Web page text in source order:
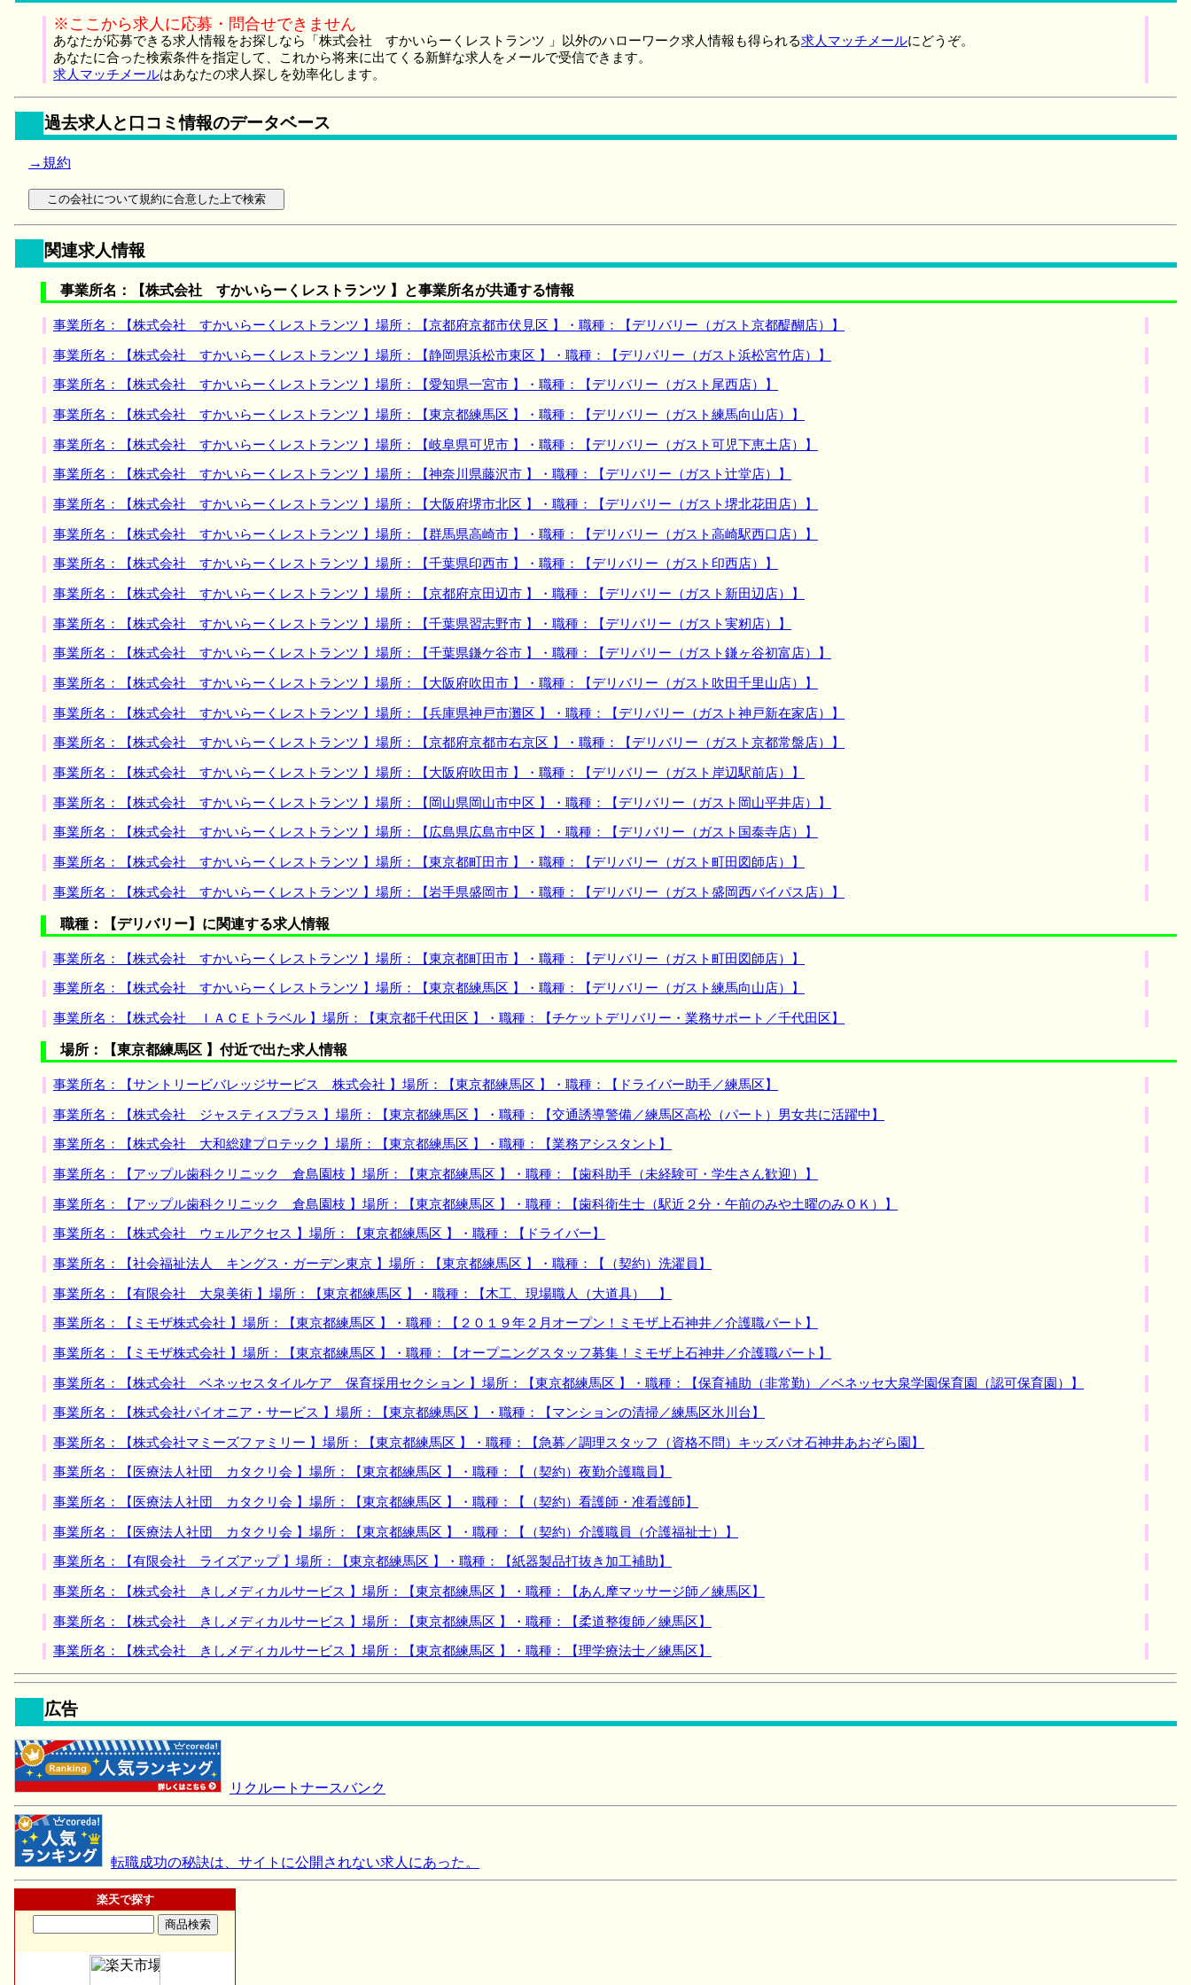
※ここから求人に応募・問合せできません
あなたが応募できる求人情報をお探しなら「株式会社 すかいらーくレストランツ 」以外のハローワーク求人情報も得られる求人マッチメールにどうぞ。
あなたに合った検索条件を指定して、これから将来に出てくる新鮮な求人をメールで受信できます。
求人マッチメールはあなたの求人探しを効率化します。
過去求人と口コミ情報のデータベース
→規約
関連求人情報
事業所名：【株式会社 すかいらーくレストランツ 】と事業所名が共通する情報
事業所名：【株式会社 すかいらーくレストランツ 】場所：【京都府京都市伏見区 】・職種：【デリバリー（ガスト京都醍醐店）】
事業所名：【株式会社 すかいらーくレストランツ 】場所：【静岡県浜松市東区 】・職種：【デリバリー（ガスト浜松宮竹店）】
事業所名：【株式会社 すかいらーくレストランツ 】場所：【愛知県一宮市 】・職種：【デリバリー（ガスト尾西店）】
事業所名：【株式会社 すかいらーくレストランツ 】場所：【東京都練馬区 】・職種：【デリバリー（ガスト練馬向山店）】
事業所名：【株式会社 すかいらーくレストランツ 】場所：【岐阜県可児市 】・職種：【デリバリー（ガスト可児下恵土店）】
事業所名：【株式会社 すかいらーくレストランツ 】場所：【神奈川県藤沢市 】・職種：【デリバリー（ガスト辻堂店）】
事業所名：【株式会社 すかいらーくレストランツ 】場所：【大阪府堺市北区 】・職種：【デリバリー（ガスト堺北花田店）】
事業所名：【株式会社 すかいらーくレストランツ 】場所：【群馬県高崎市 】・職種：【デリバリー（ガスト高崎駅西口店）】
事業所名：【株式会社 すかいらーくレストランツ 】場所：【千葉県印西市 】・職種：【デリバリー（ガスト印西店）】
事業所名：【株式会社 すかいらーくレストランツ 】場所：【京都府京田辺市 】・職種：【デリバリー（ガスト新田辺店）】
事業所名：【株式会社 すかいらーくレストランツ 】場所：【千葉県習志野市 】・職種：【デリバリー（ガスト実籾店）】
事業所名：【株式会社 すかいらーくレストランツ 】場所：【千葉県鎌ケ谷市 】・職種：【デリバリー（ガスト鎌ヶ谷初富店）】
事業所名：【株式会社 すかいらーくレストランツ 】場所：【大阪府吹田市 】・職種：【デリバリー（ガスト吹田千里山店）】
事業所名：【株式会社 すかいらーくレストランツ 】場所：【兵庫県神戸市灘区 】・職種：【デリバリー（ガスト神戸新在家店）】
事業所名：【株式会社 すかいらーくレストランツ 】場所：【京都府京都市右京区 】・職種：【デリバリー（ガスト京都常盤店）】
事業所名：【株式会社 すかいらーくレストランツ 】場所：【大阪府吹田市 】・職種：【デリバリー（ガスト岸辺駅前店）】
事業所名：【株式会社 すかいらーくレストランツ 】場所：【岡山県岡山市中区 】・職種：【デリバリー（ガスト岡山平井店）】
事業所名：【株式会社 すかいらーくレストランツ 】場所：【広島県広島市中区 】・職種：【デリバリー（ガスト国泰寺店）】
事業所名：【株式会社 すかいらーくレストランツ 】場所：【東京都町田市 】・職種：【デリバリー（ガスト町田図師店）】
事業所名：【株式会社 すかいらーくレストランツ 】場所：【岩手県盛岡市 】・職種：【デリバリー（ガスト盛岡西バイパス店）】
職種：【デリバリー】に関連する求人情報
事業所名：【株式会社 すかいらーくレストランツ 】場所：【東京都町田市 】・職種：【デリバリー（ガスト町田図師店）】
事業所名：【株式会社 すかいらーくレストランツ 】場所：【東京都練馬区 】・職種：【デリバリー（ガスト練馬向山店）】
事業所名：【株式会社 ＩＡＣＥトラベル 】場所：【東京都千代田区 】・職種：【チケットデリバリー・業務サポート／千代田区】
場所：【東京都練馬区 】付近で出た求人情報
事業所名：【サントリービバレッジサービス 株式会社 】場所：【東京都練馬区 】・職種：【ドライバー助手／練馬区】
事業所名：【株式会社 ジャスティスプラス 】場所：【東京都練馬区 】・職種：【交通誘導警備／練馬区高松（パート）男女共に活躍中】
事業所名：【株式会社 大和総建プロテック 】場所：【東京都練馬区 】・職種：【業務アシスタント】
事業所名：【アップル歯科クリニック 倉島園枝 】場所：【東京都練馬区 】・職種：【歯科助手（未経験可・学生さん歓迎）】
事業所名：【アップル歯科クリニック 倉島園枝 】場所：【東京都練馬区 】・職種：【歯科衛生士（駅近２分・午前のみや土曜のみＯＫ）】
事業所名：【株式会社 ウェルアクセス 】場所：【東京都練馬区 】・職種：【ドライバー】
事業所名：【社会福祉法人 キングス・ガーデン東京 】場所：【東京都練馬区 】・職種：【（契約）洗濯員】
事業所名：【有限会社 大泉美術 】場所：【東京都練馬区 】・職種：【木工、現場職人（大道具） 】
事業所名：【ミモザ株式会社 】場所：【東京都練馬区 】・職種：【２０１９年２月オープン！ミモザ上石神井／介護職パート】
事業所名：【ミモザ株式会社 】場所：【東京都練馬区 】・職種：【オープニングスタッフ募集！ミモザ上石神井／介護職パート】
事業所名：【株式会社 ベネッセスタイルケア 保育採用セクション 】場所：【東京都練馬区 】・職種：【保育補助（非常勤）／ベネッセ大泉学園保育園（認可保育園）】
事業所名：【株式会社パイオニア・サービス 】場所：【東京都練馬区 】・職種：【マンションの清掃／練馬区氷川台】
事業所名：【株式会社マミーズファミリー 】場所：【東京都練馬区 】・職種：【急募／調理スタッフ（資格不問）キッズパオ石神井あおぞら園】
事業所名：【医療法人社団 カタクリ会 】場所：【東京都練馬区 】・職種：【（契約）夜勤介護職員】
事業所名：【医療法人社団 カタクリ会 】場所：【東京都練馬区 】・職種：【（契約）看護師・准看護師】
事業所名：【医療法人社団 カタクリ会 】場所：【東京都練馬区 】・職種：【（契約）介護職員（介護福祉士）】
事業所名：【有限会社 ライズアップ 】場所：【東京都練馬区 】・職種：【紙器製品打抜き加工補助】
事業所名：【株式会社 きしメディカルサービス 】場所：【東京都練馬区 】・職種：【あん摩マッサージ師／練馬区】
事業所名：【株式会社 きしメディカルサービス 】場所：【東京都練馬区 】・職種：【柔道整復師／練馬区】
事業所名：【株式会社 きしメディカルサービス 】場所：【東京都練馬区 】・職種：【理学療法士／練馬区】
広告
リクルートナースバンク
転職成功の秘訣は、サイトに公開されない求人にあった。
楽天で探す